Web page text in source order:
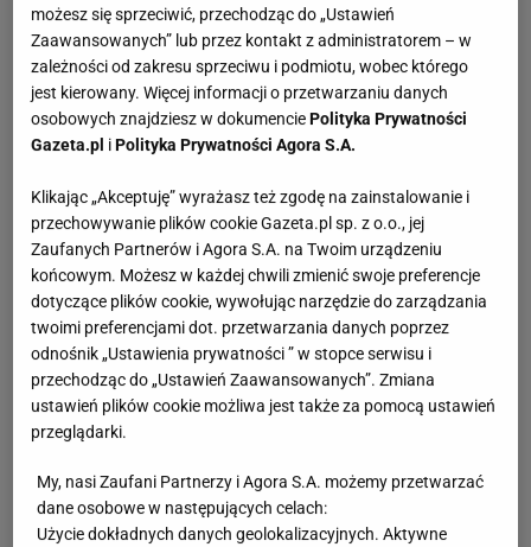
możesz się sprzeciwić, przechodząc do „Ustawień
Zaawansowanych” lub przez kontakt z administratorem – w
zależności od zakresu sprzeciwu i podmiotu, wobec którego
jest kierowany. Więcej informacji o przetwarzaniu danych
osobowych znajdziesz w dokumenciePolityka Prywatności
Gazeta.pl iPolityka Prywatności Agora S.A.
Klikając „Akceptuję” wyrażasz też zgodę na zainstalowanie i
przechowywanie plików cookie Gazeta.pl sp. z o.o., jej
Zaufanych Partnerów i Agora S.A. na Twoim urządzeniu
końcowym. Możesz w każdej chwili zmienić swoje preferencje
dotyczące plików cookie, wywołując narzędzie do zarządzania
twoimi preferencjami dot. przetwarzania danych poprzez
odnośnik „Ustawienia prywatności ” w stopce serwisu i
przechodząc do „Ustawień Zaawansowanych”. Zmiana
ustawień plików cookie możliwa jest także za pomocą ustawień
przeglądarki.
My, nasi Zaufani Partnerzy i Agora S.A. możemy przetwarzać
dane osobowe w następujących celach:
Użycie dokładnych danych geolokalizacyjnych. Aktywne